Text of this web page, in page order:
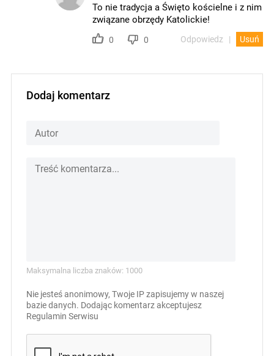
To nie tradycja a Święto kościelne i z nim
związane obrzędy Katolickie!
0 0 Odpowiedz Usuń
Dodaj komentarz
Maksymalna liczba znaków: 1000
Nie jesteś anonimowy, Twoje IP zapisujemy w naszej
bazie danych. Dodając komentarz akceptujesz
Regulamin Serwisu